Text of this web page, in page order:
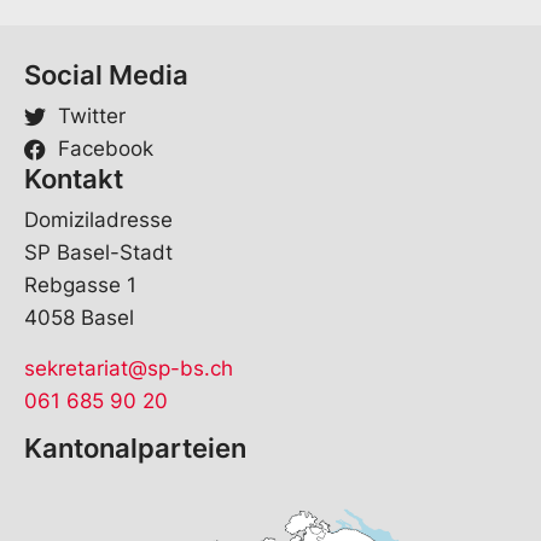
Social Media
Twitter
Facebook
Kontakt
Domiziladresse
SP Basel-Stadt
Rebgasse 1
4058 Basel
sekretariat@sp-bs.ch
061 685 90 20
Kantonalparteien